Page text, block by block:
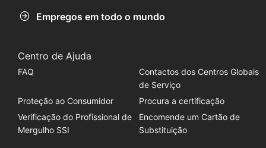
Empregos em todo o mundo
Centro de Ajuda
FAQ
Contactos dos Centros Globais
de Serviço
Proteção ao Consumidor
Procura a certificação
Verificação do Profissional de
Mergulho SSI
Encomende um Cartão de
Substituição